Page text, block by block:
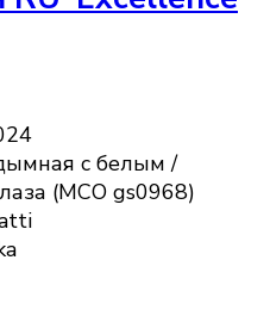
с белым /
(MCO gs0968)